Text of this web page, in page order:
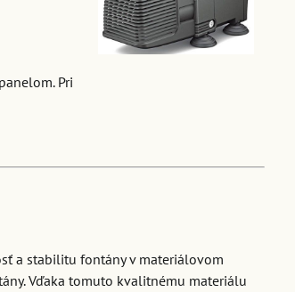
Pri
a stabilitu fontány v materiálovom
Vďaka tomuto kvalitnému materiálu